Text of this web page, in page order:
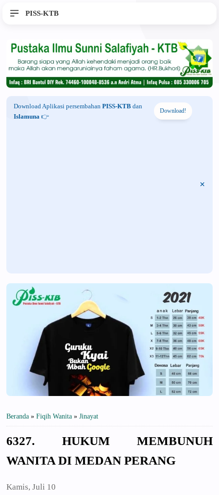
PISS-KTB
Download Aplikasi persembahan PISS-KTB dan
Islamuna 👉
Download!
Beranda » Fiqih Wanita » Jinayat
6327. HUKUM MEMBUNUH
WANITA DI MEDAN PERANG
Kamis, Juli 10